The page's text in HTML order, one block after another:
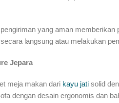
yang aman
langsung atau melakukan
Jepara
meja makan dari kayu jati solid
dengan desain ergonomis dan